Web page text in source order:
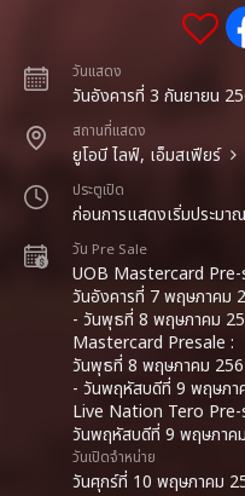
วันแสดง
วันอังคารที่ 3 กันยายน
สถานที่แสดง
ยูโอบี ไลฟ์, เอ็มสเฟียร์
ประตูเปิด
ก่อนการแสดงเริ่มประมา
วัน Pre Sale
UOB Mastercard Pre-
วันอังคารที่ 7 พฤษภาคม
- วันพุธที่ 8 พฤษภาคม
Mastercard Presale :
วันพุธที่ 8 พฤษภาคม
- วันพฤหัสบดีที่ 9 พฤษภา
Live Nation Tero Pre-
วันพฤหัสบดีที่ 9 พฤษภาค
วันเปิดจำหน่าย
วันศุกร์ที่ 10 พฤษภาคม